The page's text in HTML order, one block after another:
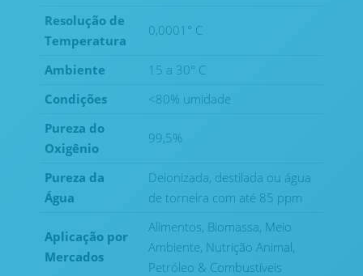
Resolução de
Temperatura
0,0001° C
Ambiente
15 a 30° C
Condições
<80% umidade
Pureza do
Oxigênio
99,5%
Pureza da
Água
Deionizada, destilada ou água
de torneira com até 85 ppm
Aplicação por
Mercados
Alimentos, Biomassa, Meio
Ambiente, Nutrição Animal,
Petróleo & Combustíveis